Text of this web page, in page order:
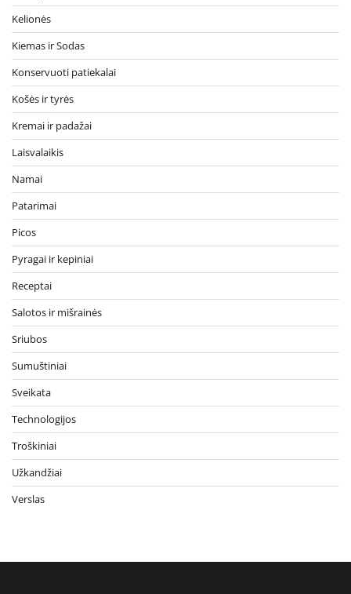
Kelionės
Kiemas ir Sodas
Konservuoti patiekalai
Košės ir tyrės
Kremai ir padažai
Laisvalaikis
Namai
Patarimai
Picos
Pyragai ir kepiniai
Receptai
Salotos ir mišrainės
Sriubos
Sumuštiniai
Sveikata
Technologijos
Troškiniai
Užkandžiai
Verslas